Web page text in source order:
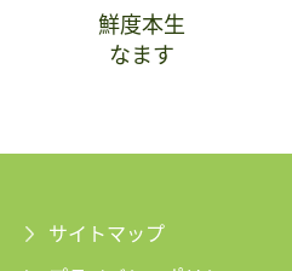
鮮度本生
なます
サイトマップ